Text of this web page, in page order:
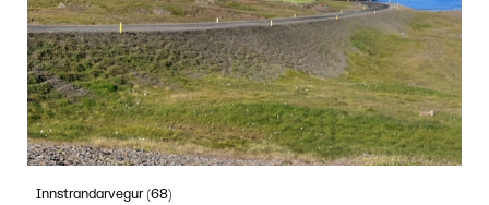
Innstrandarvegur (68)